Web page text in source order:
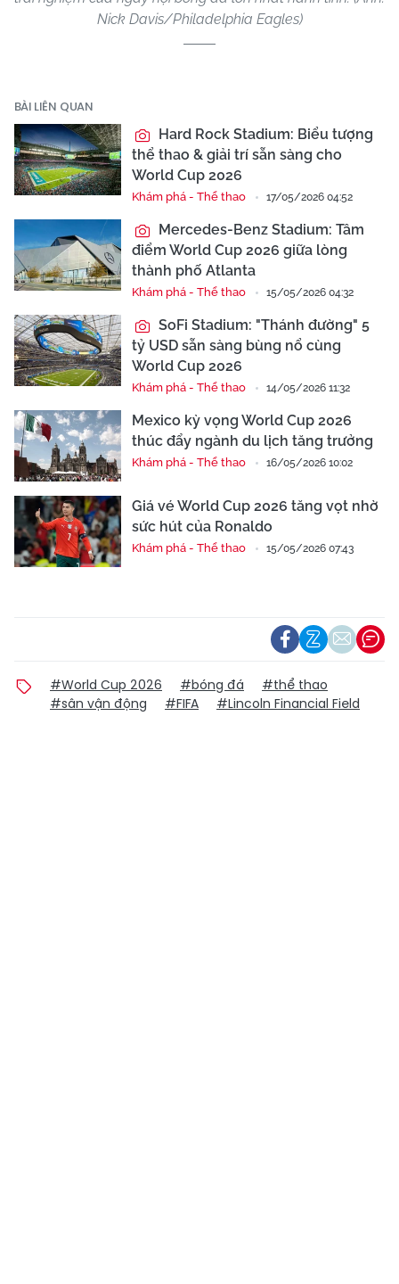
Nick Davis/Philadelphia Eagles)
BÀI LIÊN QUAN
Hard Rock Stadium: Biểu tượng
thể thao & giải trí sẵn sàng cho
World Cup 2026
Khám phá - Thể thao 17/05/2026 04:52
Mercedes-Benz Stadium: Tâm
điểm World Cup 2026 giữa lòng
thành phố Atlanta
Khám phá - Thể thao 15/05/2026 04:32
SoFi Stadium: "Thánh đường" 5
tỷ USD sẵn sàng bùng nổ cùng
World Cup 2026
Khám phá - Thể thao 14/05/2026 11:32
Mexico kỳ vọng World Cup 2026
thúc đẩy ngành du lịch tăng trưởng
Khám phá - Thể thao 16/05/2026 10:02
Giá vé World Cup 2026 tăng vọt nhờ
sức hút của Ronaldo
Khám phá - Thể thao 15/05/2026 07:43
#World Cup 2026 #bóng đá
#thể thao
#sân vận động
#FIFA #Lincoln Financial Field